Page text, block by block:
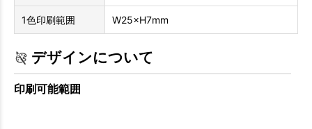
1色印刷範囲 W25×H7mm
デザインについて
印刷可能範囲